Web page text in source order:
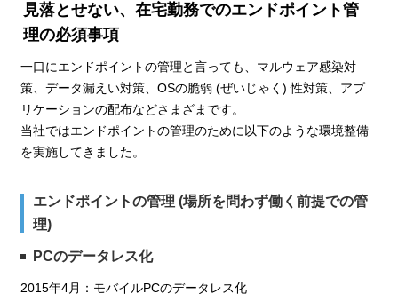
見落とせない、在宅勤務でのエンドポイント管
理の必須事項
一口にエンドポイントの管理と言っても、マルウェア感染対
策、データ漏えい対策、OSの脆弱 (ぜいじゃく) 性対策、アプ
リケーションの配布などさまざまです。
当社ではエンドポイントの管理のために以下のような環境整備
を実施してきました。
エンドポイントの管理 (場所を問わず働く前提での管
理)
PCのデータレス化
2015年4月：モバイルPCのデータレス化